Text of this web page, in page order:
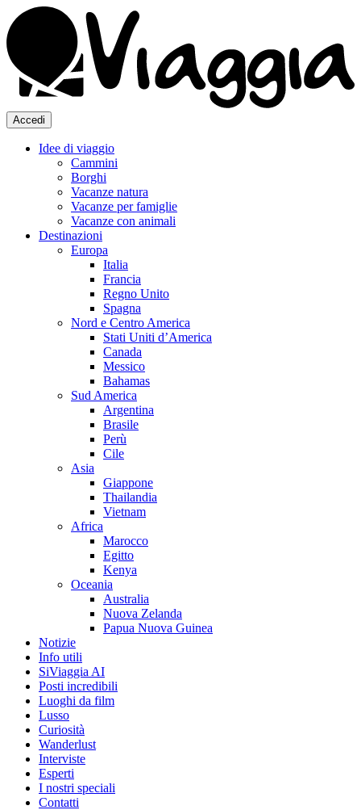
Accedi
Idee di viaggio
Cammini
Borghi
Vacanze natura
Vacanze per famiglie
Vacanze con animali
Destinazioni
Europa
Italia
Francia
Regno Unito
Spagna
Nord e Centro America
Stati Uniti d’America
Canada
Messico
Bahamas
Sud America
Argentina
Brasile
Perù
Cile
Asia
Giappone
Thailandia
Vietnam
Africa
Marocco
Egitto
Kenya
Oceania
Australia
Nuova Zelanda
Papua Nuova Guinea
Notizie
Info utili
SiViaggia AI
Posti incredibili
Luoghi da film
Lusso
Curiosità
Wanderlust
Interviste
Esperti
I nostri speciali
Contatti